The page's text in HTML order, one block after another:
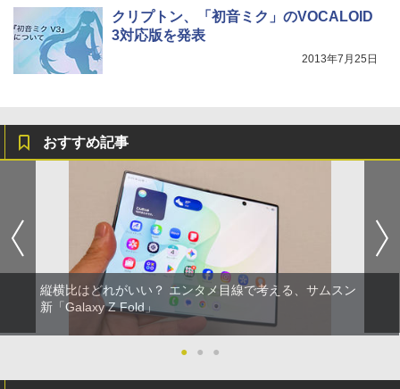
クリプトン、「初音ミク」のVOCALOID
3対応版を発表
2013年7月25日
おすすめ記事
縦横比はどれがいい？ エンタメ目線で考える、サムスン
新「Galaxy Z Fold」
● ● ●